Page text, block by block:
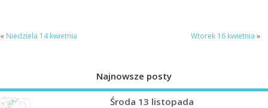
« Niedziela 14 kwietnia Wtorek 16 kwietnia »
Najnowsze posty
Środa 13 listopada